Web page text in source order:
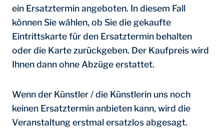
ein Ersatztermin angeboten. In diesem Fall
können Sie wählen, ob Sie die gekaufte
Eintrittskarte für den Ersatztermin behalten
oder die Karte zurückgeben. Der Kaufpreis wird
Ihnen dann ohne Abzüge erstattet.
Wenn der Künstler / die Künstlerin uns noch
keinen Ersatztermin anbieten kann, wird die
Veranstaltung erstmal ersatzlos abgesagt.